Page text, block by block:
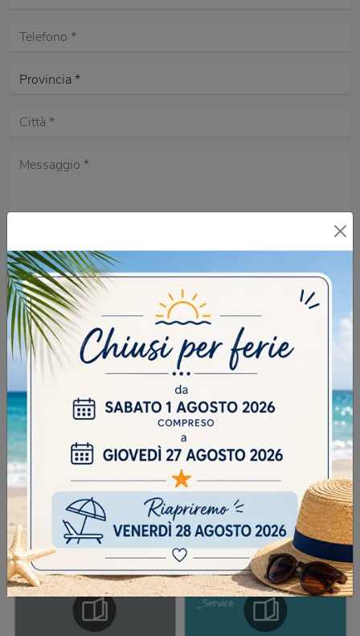
SFOGLIA I NOSTRI CATALOGHI
Acconsento all'informativa sulla
DOMANDA DI SICUREZZA
Scrivere la parola "Fragole" al singolare
INVIA